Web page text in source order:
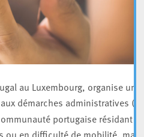
au Luxembourg, organise une
démarches administratives (par
portugaise résidant
ou en difficulté de mobilité, mais